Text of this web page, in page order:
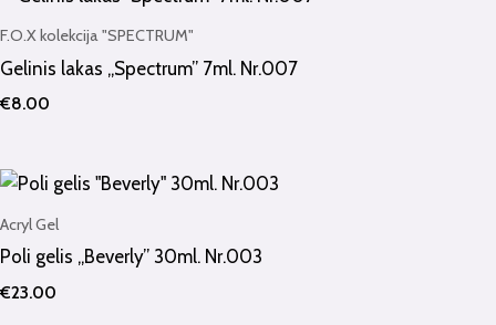
F.O.X kolekcija "SPECTRUM"
Gelinis lakas „Spectrum” 7ml. Nr.007
€8.00
Acryl Gel
Poli gelis „Beverly” 30ml. Nr.003
€23.00